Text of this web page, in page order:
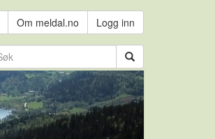
Om meldal.no Logg inn